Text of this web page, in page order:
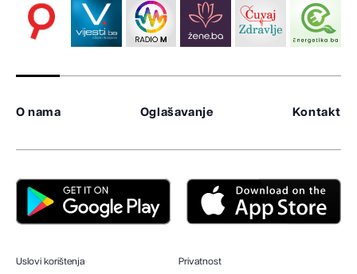
O nama Oglašavanje Kontakt
Uslovi korištenja Privatnost